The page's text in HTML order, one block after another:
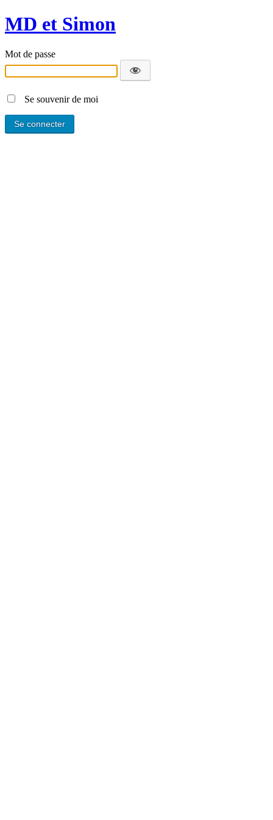
MD et Simon
Mot de passe
Se souvenir de moi